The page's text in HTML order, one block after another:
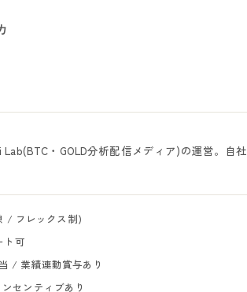
・GOLD分析配信メディア)の運営。自社
/ フレックス制)
ト可
/ 業績連動賞与あり
センティブあり